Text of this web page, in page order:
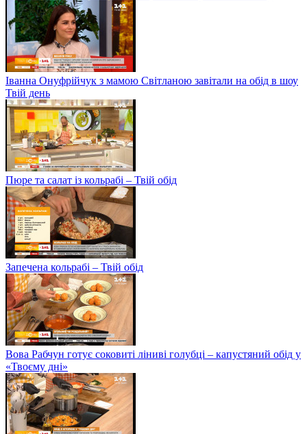
Іванна Онуфрійчук з мамою Світланою завітали на обід в шоу
Твій день
Пюре та салат із кольрабі – Твій обід
Запечена кольрабі – Твій обід
Вова Рабчун готує соковиті ліниві голубці – капустяний обід у
«Твоєму дні»